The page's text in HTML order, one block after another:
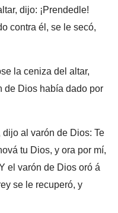
dijo: ¡Prendedle!
contra él, se le secó,
la ceniza del altar,
de Dios había dado por
al varón de Dios: Te
tu Dios, y ora por mí,
el varón de Dios oró á
se le recuperó, y